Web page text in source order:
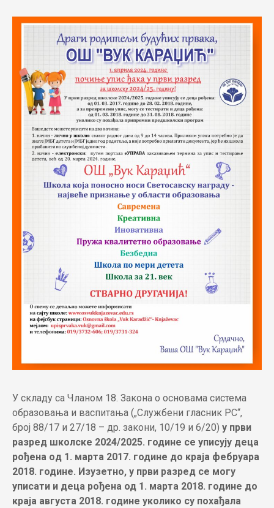
У складу са Чланом 18. Закона о основама система
образовања и васпитања („Службени гласник РС“,
број 88/17 и 27/18 – др. закони, 10/19 и 6/20) у први
разред школске 2024/2025. године се уписују деца
рођена oд 1. марта 2017. године до краја фебруара
2018. године. Изузетно, у први разред се могу
уписати и деца рођена од 1. марта 2018. године до
краја августа 2018. године уколико су похађала